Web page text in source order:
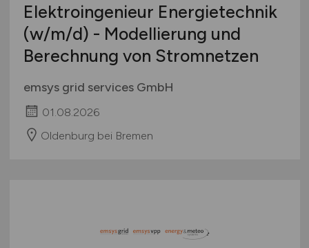
Elektroingenieur Energietechnik
(w/m/d) - Modellierung und
Berechnung von Stromnetzen
emsys grid services GmbH
01.08.2026
Oldenburg bei Bremen